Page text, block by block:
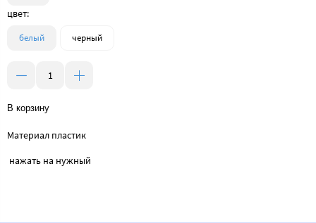
цвет:
белый черный
В корзину
Материал пластик
нажать на нужный